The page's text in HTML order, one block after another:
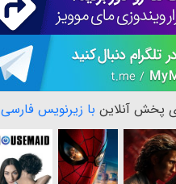
پخش آنلاین با زیرنویس فارسی